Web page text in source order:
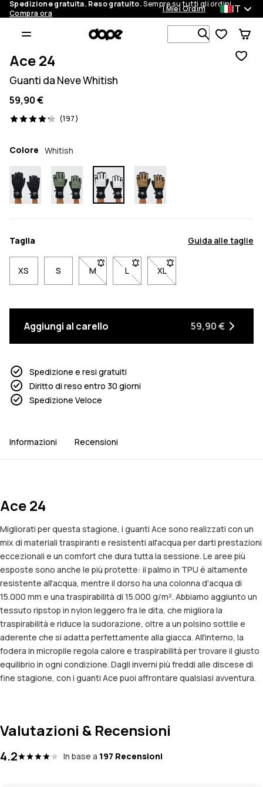
Spedizione gratuita. Reso gratuito.Sempre su tutti gli ordini.
Compra ora
I Miei Ordini IT
Cerca tra 1
Ace 24
Guanti da Neve Whitish
59,90 €
(197)
197 recensioni, 4.2/5
Colore Whitish
Taglia Guida alle taglie
XS S M- Taglia M non disponibile. Clicca per
L- Taglia L non disponibile. Clicca
XL- Taglia XL non
Aggiungi al carello 59,90 €
Spedizione e resi gratuiti
Diritto di reso entro 30 giorni
Spedizione Veloce
Informazioni Recensioni
Ace 24
Migliorati per questa stagione, i guanti Ace sono realizzati con un
mix di materiali traspiranti e resistenti all'acqua per darti prestazioni
eccezionali e un comfort che dura tutta la sessione. Le aree più
esposte sono anche le più protette: il palmo in TPU è altamente
resistente all'acqua, mentre il dorso ha una colonna d'acqua di
15.000 mm e una traspirabilità di 15.000 g/m². Abbiamo aggiunto un
tessuto ripstop in nylon leggero fra le dita, che migliora la
traspirabilità e riduce la sudorazione, oltre a un polsino sottile e
aderente che si adatta perfettamente alla giacca. All'interno, la
fodera in micropile regola calore e traspirabilità per trovare il giusto
equilibrio in ogni condizione. Dagli inverni più freddi alle discese di
fine stagione, con i guanti Ace puoi affrontare qualsiasi avventura.
Valutazioni & Recensioni
4.2 In base a 197 Recensioni